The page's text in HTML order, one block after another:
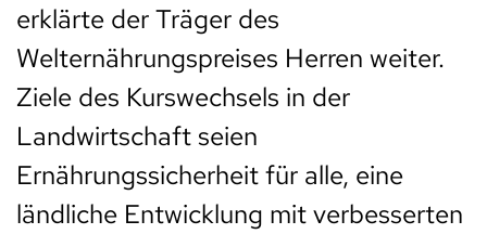
erklärte der Träger des
Welternährungspreises Herren weiter.
Ziele des Kurswechsels in der
Landwirtschaft seien
Ernährungssicherheit für alle, eine
ländliche Entwicklung mit verbesserten